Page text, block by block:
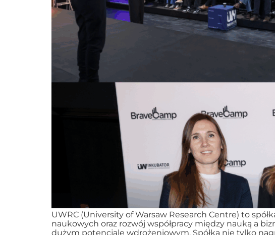
UWRC (University of Warsaw Research Centre) to
naukowych oraz rozwój współpracy między nauką a
dużym potencjale wdrożeniowym. Spółka nie tylko